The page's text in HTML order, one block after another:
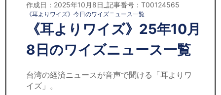
日本人にPR
コンサルティング
リサーチ
セミナー
作成日：2025年10月8日_記事番号：T00124565
《耳よりワイズ》今日のワイズニュース一覧
《耳よりワイズ》25年10月
8日のワイズニュース一覧
台湾の経済ニュースが音声で聞ける「耳よりワ
イズ」。